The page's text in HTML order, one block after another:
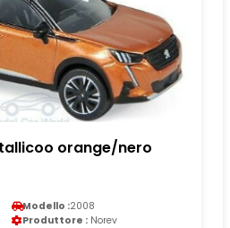
orange/nero
Modello :2008
Produttore : Norev